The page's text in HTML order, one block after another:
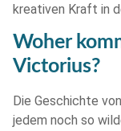
kreativen Kraft in
Woher
Victorius?
Die Geschichte
jedem noch so